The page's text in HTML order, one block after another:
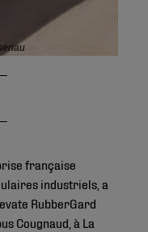
française
industriels, a
RubberGard
Cougnaud, à La